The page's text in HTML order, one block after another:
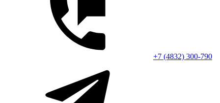
+7 (4832) 300-790